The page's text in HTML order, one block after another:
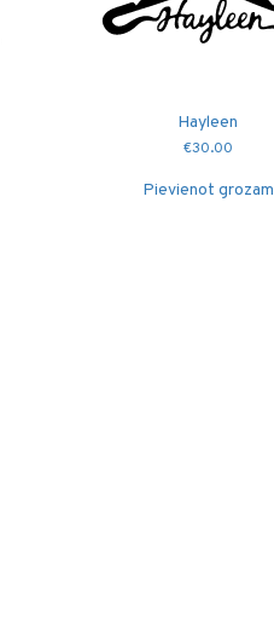
Hayleen
€30.00
Pievienot grozam